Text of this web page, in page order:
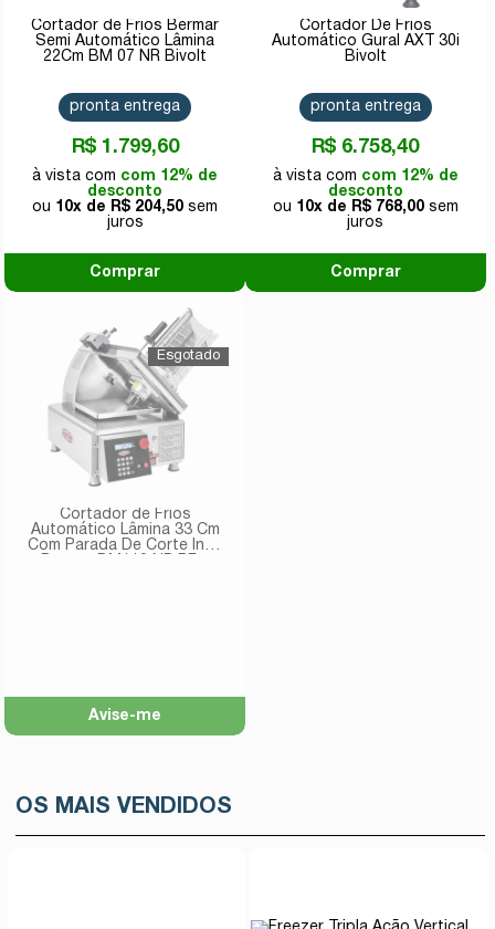
Cortador de Frios Bermar
Semi Automático Lâmina
22Cm BM 07 NR Bivolt
R$ 1.799,60
com 12% de
desconto
10x de
R$ 204,50
pronta entrega
Comprar
Cortador De Frios
Automático Gural AXT 30i
Bivolt
R$ 6.758,40
com 12% de
desconto
10x de
R$ 768,00
pronta entrega
Comprar
Cortador de Frios
Automático Lâmina 33 Cm
Com Parada De Corte Inox
Avise-me
OS MAIS VENDIDOS